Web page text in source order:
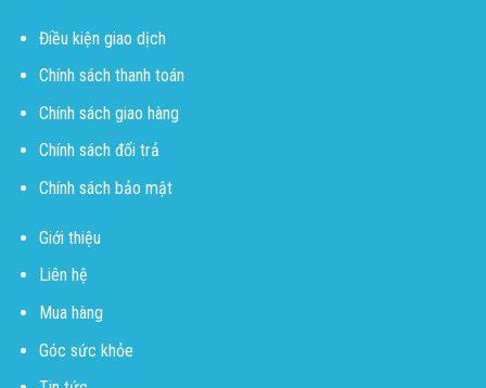
Điều kiện giao dịch
Chính sách thanh toán
Chính sách giao hàng
Chính sách đổi trả
Chính sách bảo mật
Giới thiệu
Liên hệ
Mua hàng
Góc sức khỏe